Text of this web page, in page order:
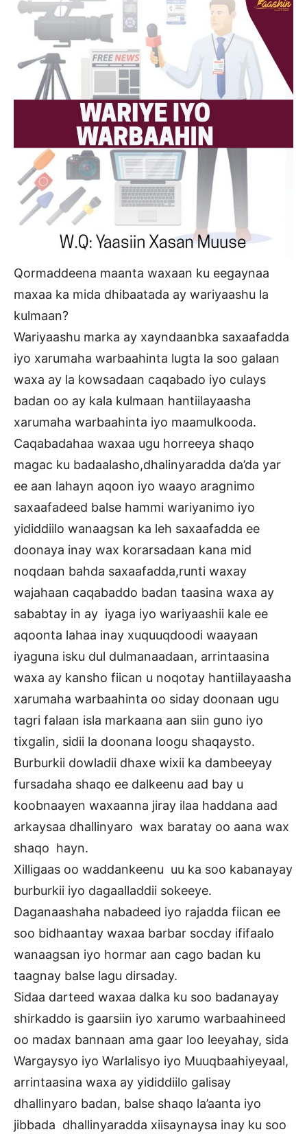
Qormaddeena maanta waxaan ku eegaynaa
maxaa ka mida dhibaatada ay wariyaashu la
kulmaan?
Wariyaashu marka ay xayndaanbka saxaafadda
iyo xarumaha warbaahinta lugta la soo galaan
waxa ay la kowsadaan caqabado iyo culays
badan oo ay kala kulmaan hantiilayaasha
xarumaha warbaahinta iyo maamulkooda.
Caqabadahaa waxaa ugu horreeya shaqo
magac ku badaalasho,dhalinyaradda da’da yar
ee aan lahayn aqoon iyo waayo aragnimo
saxaafadeed balse hammi wariyanimo iyo
yididdiilo wanaagsan ka leh saxaafadda ee
doonaya inay wax korarsadaan kana mid
noqdaan bahda saxaafadda,runti waxay
wajahaan caqabaddo badan taasina waxa ay
sababtay in ay iyaga iyo wariyaashii kale ee
aqoonta lahaa inay xuquuqdoodi waayaan
iyaguna isku dul dulmanaadaan, arrintaasina
waxa ay kansho fiican u noqotay hantiilayaasha
xarumaha warbaahinta oo siday doonaan ugu
tagri falaan isla markaana aan siin guno iyo
tixgalin, sidii la doonana loogu shaqaysto.
Burburkii dowladii dhaxe wixii ka dambeeyay
fursadaha shaqo ee dalkeenu aad bay u
koobnaayen waxaanna jiray ilaa haddana aad
arkaysaa dhallinyaro wax baratay oo aana wax
shaqo hayn.
Xilligaas oo waddankeenu uu ka soo kabanayay
burburkii iyo dagaalladdii sokeeye.
Daganaashaha nabadeed iyo rajadda fiican ee
soo bidhaantay waxaa barbar socday ififaalo
wanaagsan iyo hormar aan cago badan ku
taagnay balse lagu dirsaday.
Sidaa darteed waxaa dalka ku soo badanayay
shirkaddo is gaarsiin iyo xarumo warbaahineed
oo madax bannaan ama gaar loo leeyahay, sida
Wargaysyo iyo Warlalisyo iyo Muuqbaahiyeyaal,
arrintaasina waxa ay yididdiilo galisay
dhallinyaro badan, balse shaqo la’aanta iyo
jibbada dhallinyaradda xiisaynaysa inay ku soo